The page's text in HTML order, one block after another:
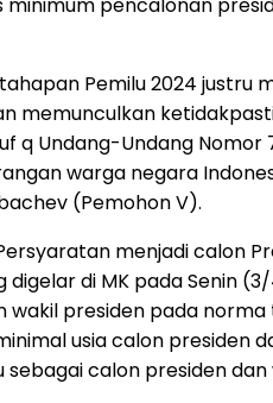
Pemilu 2024
memunculkan
q Undang-Undang
warga negara
(Pemohon V).
menjadi
di MK pada Senin
wakil presiden pada
usia calon
calon presiden dan